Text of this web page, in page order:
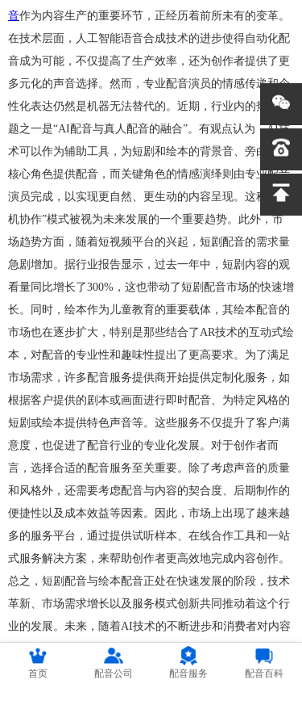
音作为内容生产的重要环节，正经历着前所未有的变革。
在技术层面，人工智能语音合成技术的进步使得自动化配
音成为可能，不仅提高了生产效率，还为创作者提供了更
多元化的声音选择。然而，专业配音演员的情感传递和个
性化表达仍然是机器无法替代的。近期，行业内的热点话
题之一是“AI配音与真人配音的融合”。有观点认为，AI技
术可以作为辅助工具，为短剧和绘本的背景音、旁白等非
核心角色提供配音，而关键角色的情感演绎则由专业配音
演员完成，以实现更自然、更生动的内容呈现。这种“人
机协作”模式被视为未来发展的一个重要趋势。此外，市
场趋势方面，随着短视频平台的兴起，短剧配音的需求量
急剧增加。据行业报告显示，过去一年中，短剧内容的观
看量同比增长了300%，这也带动了短剧配音市场的快速增
长。同时，绘本作为儿童教育的重要载体，其绘本配音的
市场也在逐步扩大，特别是那些结合了AR技术的互动式绘
本，对配音的专业性和趣味性提出了更高要求。为了满足
市场需求，许多配音服务提供商开始提供定制化服务，如
根据客户提供的剧本或画面进行即时配音、为特定风格的
短剧或绘本提供特色声音等。这些服务不仅提升了客户满
意度，也促进了配音行业的专业化发展。对于创作者而
言，选择合适的配音服务至关重要。除了考虑声音的质量
和风格外，还需要考虑配音与内容的契合度、后期制作的
便捷性以及成本效益等因素。因此，市场上出现了越来越
多的服务平台，通过提供试听样本、在线合作工具和一站
式服务解决方案，来帮助创作者更高效地完成内容创作。
总之，短剧配音与绘本配音正处在快速发展的阶段，技术
革新、市场需求增长以及服务模式创新共同推动着这个行
业的发展。未来，随着AI技术的不断进步和消费者对内容
质量要求的提升，‘’人机协作‘’将成为常态，而专业、高
效、个性化的配音服务将成为行业的新亮点。
首页 配音公司 配音服务 配音百科